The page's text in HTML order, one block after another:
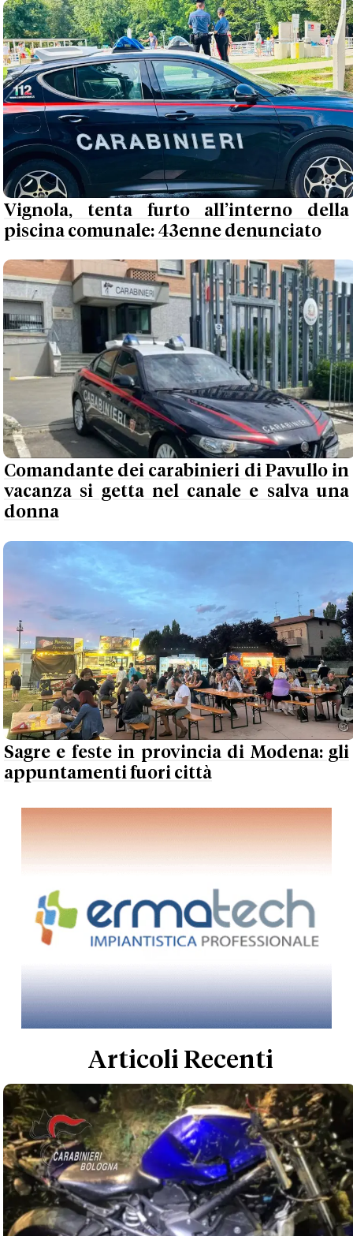
Vignola, tenta furto all’interno della
piscina comunale: 43enne denunciato
Comandante dei carabinieri di Pavullo in
vacanza si getta nel canale e salva una
donna
Sagre e feste in provincia di Modena: gli
appuntamenti fuori città
Articoli Recenti